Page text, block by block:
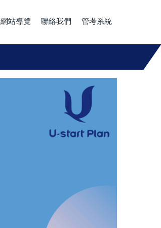
網站導覽 聯絡我們 管考系統